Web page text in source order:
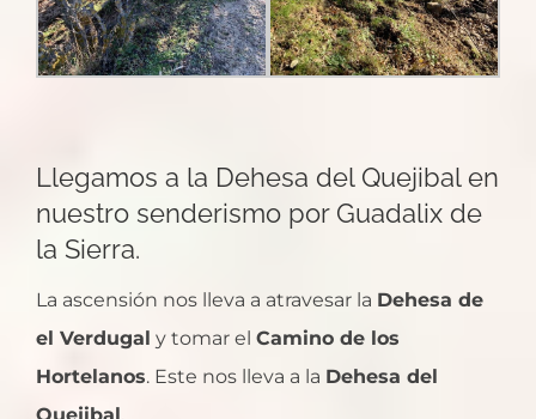
Llegamos a la Dehesa del Quejibal en
nuestro senderismo por Guadalix de
la Sierra.
La ascensión nos lleva a atravesar la Dehesa de
el Verdugal y tomar el Camino de los
Hortelanos. Este nos lleva a la Dehesa del